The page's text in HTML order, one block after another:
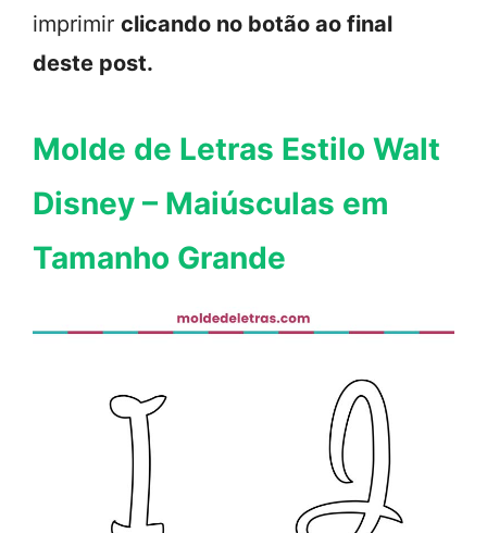
imprimir clicando no botão ao final
deste post.
Molde de Letras Estilo Walt
Disney – Maiúsculas em
Tamanho Grande